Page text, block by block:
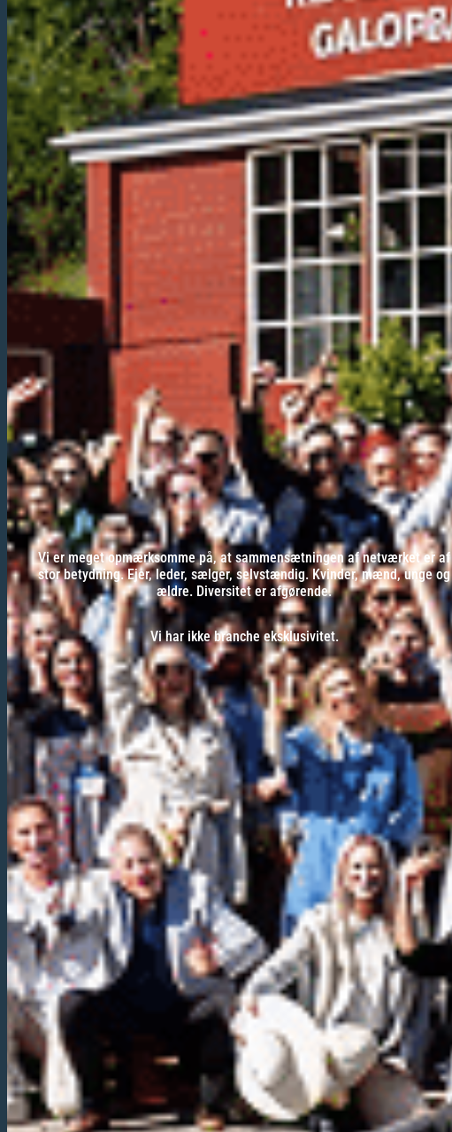
Vi er meget opmærksomme på, at sammensætningen af netværket er af
stor betydning. Ejer, leder, sælger, selvstændig. Kvinder, mænd, unge og
ældre. Diversitet er afgørende.
Vi har ikke branche eksklusivitet.